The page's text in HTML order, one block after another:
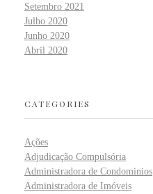
Setembro 2021
Julho 2020
Junho 2020
Abril 2020
CATEGORIES
Ações
Adjudicação Compulsória
Administradora de Condominios
Administradora de Imóveis